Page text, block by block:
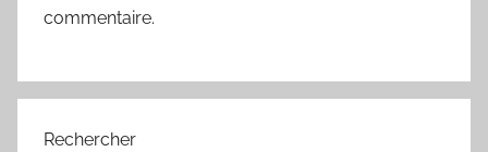
commentaire.
Rechercher